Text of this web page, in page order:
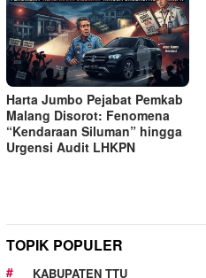
Harta Jumbo Pejabat Pemkab
Malang Disorot: Fenomena
“Kendaraan Siluman” hingga
Urgensi Audit LHKPN
TOPIK POPULER
KABUPATEN TTU